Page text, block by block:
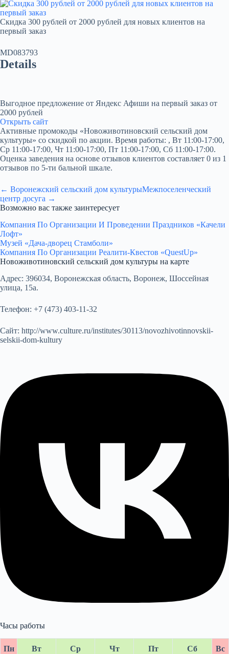
Скидка 300 рублей от 2000 рублей для новых клиентов на
первый заказ
MD083793
Details
Выгодное предложение от Яндекс Афиши на первый заказ от
2000 рублей
Открыть сайт
Активные промокоды «Новоживотиновский сельский дом
культуры» со скидкой по акции. Время работы: , Вт 11:00-17:00,
Ср 11:00-17:00, Чт 11:00-17:00, Пт 11:00-17:00, Сб 11:00-17:00.
Оценка заведения на основе отзывов клиентов составляет 0 из 1
отзывов по 5-ти бальной шкале.
← Воронежский сельский дом культурыМежпоселенческий
центр досуга →
Возможно вас также заинтересует
Компания По Организации И Проведении Праздников «Качели
Лофт»
Музей «Дача-дворец Стамболи»
Компания По Организации Реалити-Квестов «QuestUp»
Новоживотиновский сельский дом культуры на карте
Адрес: 396034, Воронежская область, Воронеж, Шоссейная
улица, 15а.
Телефон: +7 (473) 403-11-32
Сайт: http://www.culture.ru/institutes/30113/novozhivotinnovskii-
selskii-dom-kultury
Часы работы
Пн Вт Ср Чт Пт Сб Вс